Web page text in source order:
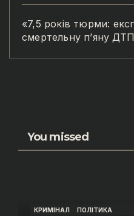
«7,5 років тюрми:
смертельну п’яну
You missed
КРИМІНАЛ ПОЛІТИКА